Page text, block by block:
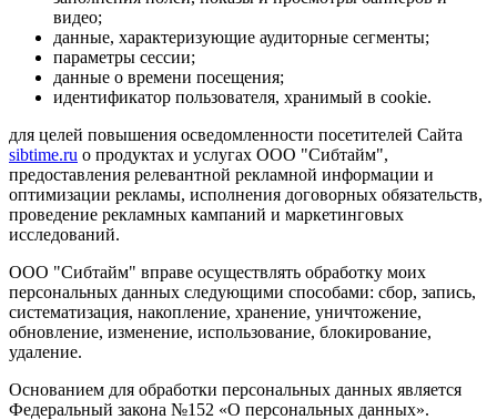
видео;
данные, характеризующие аудиторные сегменты;
параметры сессии;
данные о времени посещения;
идентификатор пользователя, хранимый в cookie.
для целей повышения осведомленности посетителей Сайта
sibtime.ru о продуктах и услугах ООО "Сибтайм",
предоставления релевантной рекламной информации и
оптимизации рекламы, исполнения договорных обязательств,
проведение рекламных кампаний и маркетинговых
исследований.
ООО "Сибтайм" вправе осуществлять обработку моих
персональных данных следующими способами: сбор, запись,
систематизация, накопление, хранение, уничтожение,
обновление, изменение, использование, блокирование,
удаление.
Основанием для обработки персональных данных является
Федеральный закона №152 «О персональных данных».